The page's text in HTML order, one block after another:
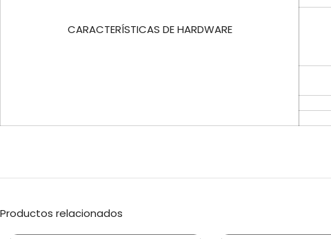
CARACTERÍSTICAS DE HARDWARE
Productos relacionados